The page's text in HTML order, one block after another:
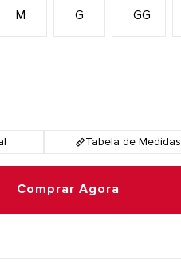
G GG
M
Tabela de Medidas
Comprar Agora